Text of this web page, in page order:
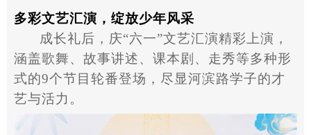
多彩文艺汇演，绽放少年风采
成长礼后，庆“六一”文艺汇演精彩上演，
涵盖歌舞、故事讲述、课本剧、走秀等多种形
式的9个节目轮番登场，尽显河滨路学子的才
艺与活力。